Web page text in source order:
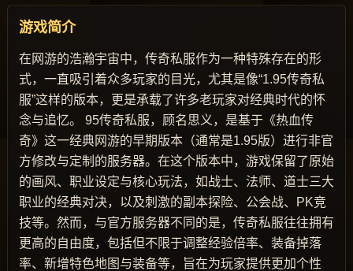
游戏简介
在网游的浩瀚宇宙中，传奇私服作为一种特殊存在的形
式，一直吸引着众多玩家的目光，尤其是像“1.95传奇私
服”这样的版本，更是承载了许多老玩家对经典时代的怀
念与追忆。 95传奇私服，顾名思义，是基于《热血传
奇》这一经典网游的早期版本（通常是1.95版）进行非官
方修改与定制的服务器。在这个版本中，游戏保留了原始
的画风、职业设定与核心玩法，如战士、法师、道士三大
职业的经典对决，以及刺激的副本探险、公会战、PK竞
技等。然而，与官方服务器不同的是，传奇私服往往拥有
更高的自由度，包括但不限于调整经验倍率、装备掉落
率、新增特色地图与装备等，旨在为玩家提供更加个性